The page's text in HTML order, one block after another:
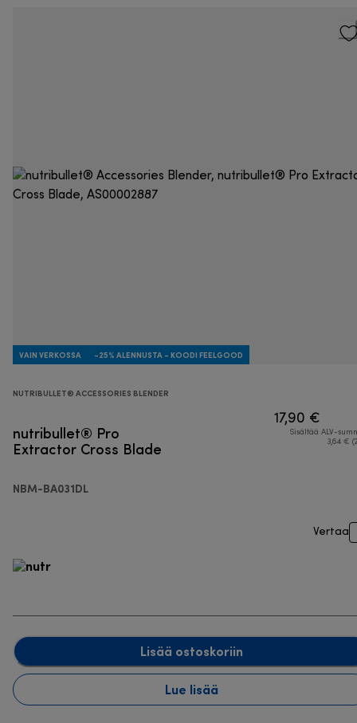
VAIN VERKOSSA -25% ALENNUSTA - KOODI FEELGOOD
NUTRIBULLET® ACCESSORIES BLENDER
nutribullet® Pro
Extractor Cross Blade
NBM-BA031DL
17,90 €
Sisältää ALV-
3,64 €
Vertaa
Lisää ostoskoriin
Lue lisää